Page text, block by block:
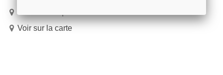
54 Bd de Riquier 06300 Nice
Voir sur la carte